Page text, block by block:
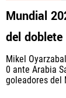
Mundial
del
Mikel
0 ante Arabia
goleadores del